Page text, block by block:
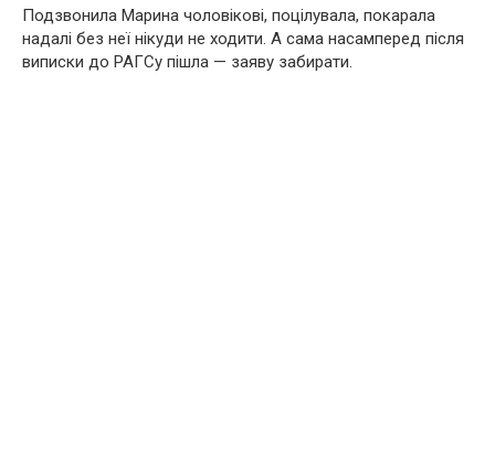
Подзвонила Марина чоловікові, поцілувала, покарала
надалі без неї нікуди не ходити. А сама насамперед після
виписки до РАГСу пішла — заяву забирати.